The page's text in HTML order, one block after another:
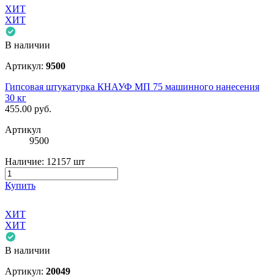
ХИТ
ХИТ
В наличии
Артикул: 9500
Гипсовая штукатурка КНАУФ МП 75 машинного нанесения
30 кг
455.00 руб.
Артикул
9500
Наличие: 12157 шт
Купить
ХИТ
ХИТ
В наличии
Артикул: 20049